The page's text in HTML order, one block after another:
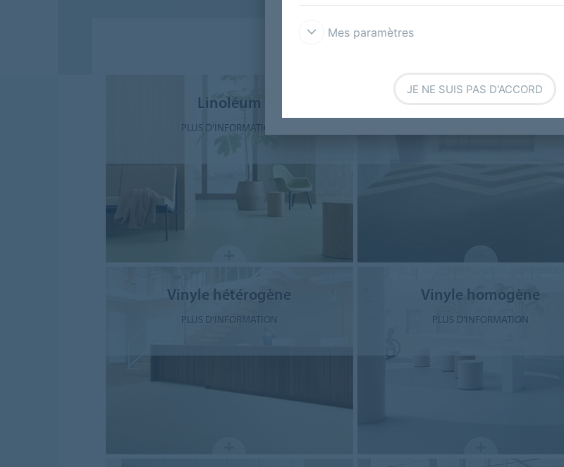
Linoléum
PLUS D'INFORMATION
Revêtements Design
Vinyle hétérogène
PLUS D'INFORMATION
Vinyle homogène
PLUS D'INFORMATION
Mes paramètres
JE NE SUIS PAS D'ACCORD